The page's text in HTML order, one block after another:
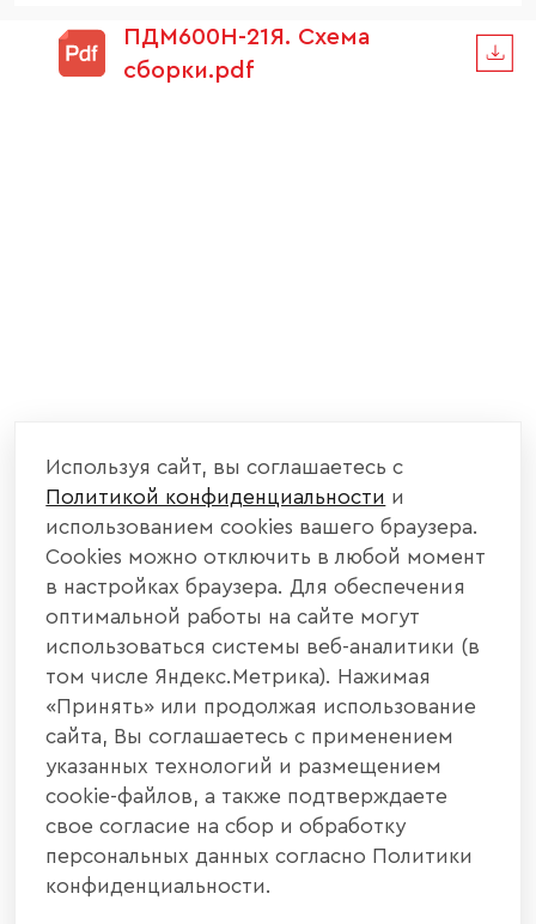
ПДМ600Н-21Я. Схема
сборки.pdf
Используя сайт, вы соглашаетесь с
Политикой конфиденциальности и
использованием cookies вашего браузера.
Cookies можно отключить в любой момент
в настройках браузера. Для обеспечения
оптимальной работы на сайте могут
использоваться системы веб-аналитики (в
том числе Яндекс.Метрика). Нажимая
«Принять» или продолжая использование
сайта, Вы соглашаетесь с применением
указанных технологий и размещением
cookie-файлов, а также подтверждаете
свое согласие на сбор и обработку
персональных данных согласно Политики
конфиденциальности.